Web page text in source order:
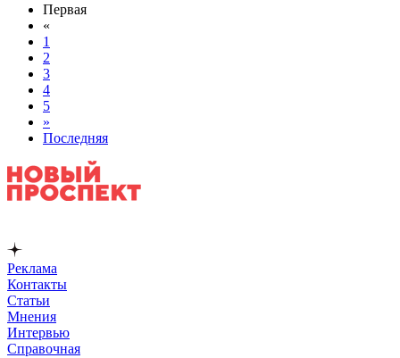
Первая
«
1
2
3
4
5
»
Последняя
Реклама
Контакты
Статьи
Мнения
Интервью
Справочная